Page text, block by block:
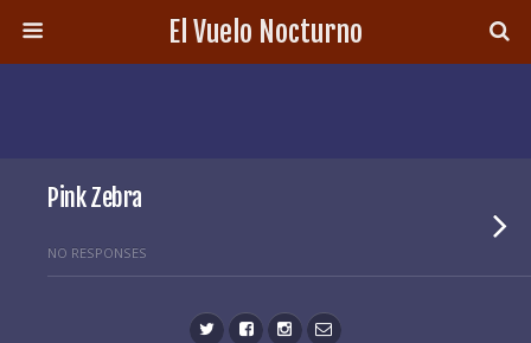
El Vuelo Nocturno
Pink Zebra
NO RESPONSES